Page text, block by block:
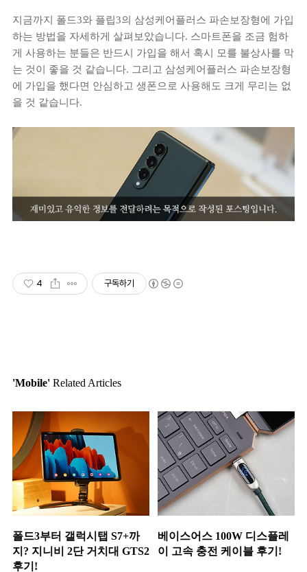
지금까지 폴드3와 플립3의 삼성케어플러스 파손보장형에 가입
하는 방법을 자세하게 살펴보았습니다. 스마트폰을 조금 험하
게 사용하는 분들은 반드시 가입을 해서 혹시 모를 불상사를 막
는 것이 좋을 것 같습니다. 그리고 삼성케어플러스 파손보장형
에 가입을 했다면 안심하고 생폰으로 사용해도 크게 무리는 없
을 것 같습니다.
4 구독하기
'Mobile' Related Articles
폴드3부터 갤럭시탭 S7+까
지? 지니비 2단 거치대 GTS2
후기!
베이스어스 100W 디스플레
이 고속 충전 케이블 후기!